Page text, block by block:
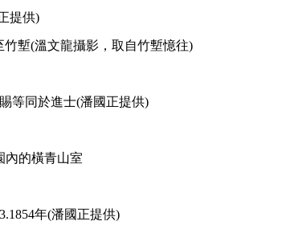
提供)
竹塹(溫文龍攝影，取自竹塹憶往)
等同於進士(潘國正提供)
內的橫青山室
年(潘國正提供)